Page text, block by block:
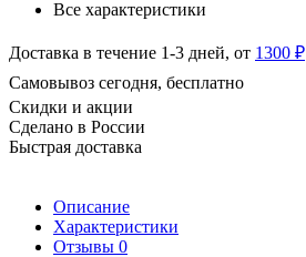
Все характеристики
Доставка в течение 1-3 дней, от 1300 ₽
Самовывоз сегодня, бесплатно
Скидки и акции
Сделано в России
Быстрая доставка
Описание
Характеристики
Отзывы 0